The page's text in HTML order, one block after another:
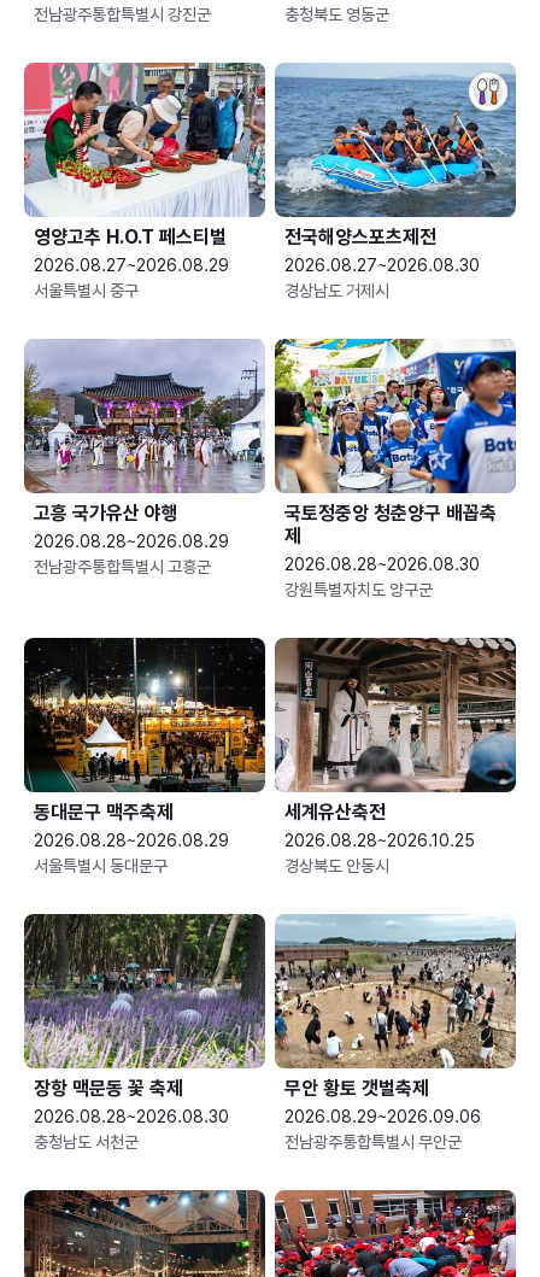
전남광주통합특별시 강진군 충청북도 영동군
영양고추 H.O.T 페스티벌
2026.08.27~2026.08.29
서울특별시 중구
전국해양스포츠제전
2026.08.27~2026.08.30
경상남도 거제시
고흥 국가유산 야행
2026.08.28~2026.08.29
전남광주통합특별시 고흥군
국토정중앙 청춘양구 배꼽축
제
2026.08.28~2026.08.30
강원특별자치도 양구군
동대문구 맥주축제
2026.08.28~2026.08.29
서울특별시 동대문구
세계유산축전
2026.08.28~2026.10.25
경상북도 안동시
장항 맥문동 꽃 축제
2026.08.28~2026.08.30
충청남도 서천군
무안 황토 갯벌축제
2026.08.29~2026.09.06
전남광주통합특별시 무안군